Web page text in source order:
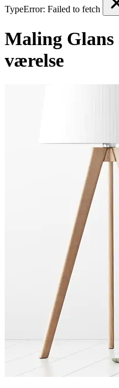
TypeError: Failed to fetch
Maling Glans
værelse